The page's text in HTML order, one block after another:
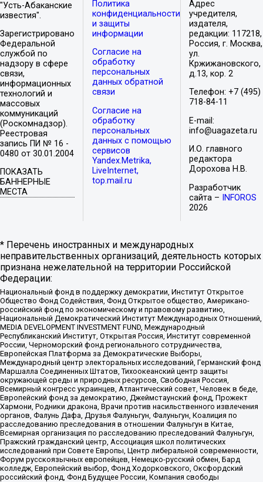
"Усть-Абаканские
известия".
Зарегистрировано
Федеральной
службой по
надзору в сфере
связи,
информационных
технологий и
массовых
коммуникаций
(Роскомнадзор).
Реестровая
запись ПИ № 16 -
0480 от 30.01.2004
ПОКАЗАТЬ
БАННЕРНЫЕ
МЕСТА
Политика
конфиденциальности
и защиты
информации
Согласие на
обработку
персональных
данных обратной
связи
Согласие на
обработку
персональных
данных с помощью
сервисов
Yandex.Metrika,
LiveInternet,
top.mail.ru
Адрес
учредителя,
издателя,
редакции: 117218,
Россия, г. Москва,
ул.
Кржижановского,
д.13, кор. 2
Телефон: +7 (495)
718-84-11
E-mail:
info@uagazeta.ru
И.О. главного
редактора
Дорохова Н.В.
Разработчик
сайта –
INFOROS
2026
* Перечень иностранных и международных
неправительственных организаций, деятельность которых
признана нежелательной на территории Российской
Федерации:
Национальный фонд в поддержку демократии, Институт Открытое
Общество Фонд Содействия, Фонд Открытое общество, Американо-
российский фонд по экономическому и правовому развитию,
Национальный Демократический Институт Международных Отношений,
MEDIA DEVELOPMENT INVESTMENT FUND, Международный
Республиканский Институт, Открытая Россия, Институт современной
России, Черноморский фонд регионального сотрудничества,
Европейская Платформа за Демократические Выборы,
Международный центр электоральных исследований, Германский фонд
Маршалла Соединенных Штатов, Тихоокеанский центр защиты
окружающей среды и природных ресурсов, Свободная Россия,
Всемирный конгресс украинцев, Атлантический совет, Человек в беде,
Европейский фонд за демократию, Джеймстаунский фонд, Прожект
Хармони, Родники дракона, Врачи против насильственного извлечения
органов, Фалунь Дафа, Друзья Фалуньгун, Фалуньгун, Коалиция по
расследованию преследования в отношении Фалуньгун в Китае,
Всемирная организация по расследованию преследований Фалуньгун,
Пражский гражданский центр, Ассоциация школ политических
исследований при Совете Европы, Центр либеральной современности,
Форум русскоязычных европейцев, Немецко-русский обмен, Бард
колледж, Европейский выбор, Фонд Ходорковского, Оксфордский
российский фонд, Фонд Будущее России, Компания свободы